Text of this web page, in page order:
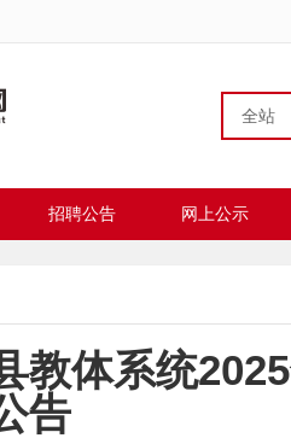
全站
招聘公告 网上公示
教体系统
告